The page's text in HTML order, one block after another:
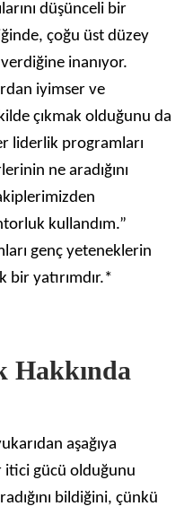
düşünceli bir
çoğu üst düzey
inanıyor.
iyimser ve
çıkmak olduğunu da
liderlik programları
ne aradığını
kullandım.”
genç yeteneklerin
yatırımdır.*
Hakkında
aşağıya
gücü olduğunu
bildiğini, çünkü